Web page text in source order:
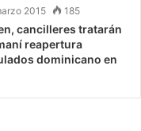
2015 185
cancilleres tratarán
reapertura
dominicano en